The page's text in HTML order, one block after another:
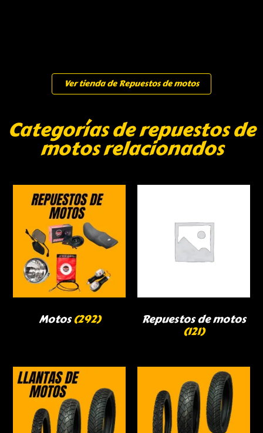
Ver tienda de Repuestos de motos
Categorías de repuestos de
motos relacionados
Motos(292) Repuestos de motos
(121)